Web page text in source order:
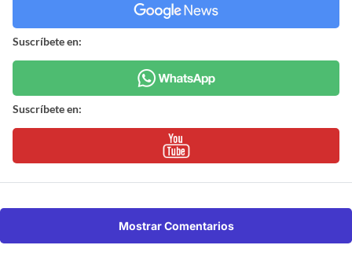
Suscríbete en:
Suscríbete en:
Mostrar Comentarios